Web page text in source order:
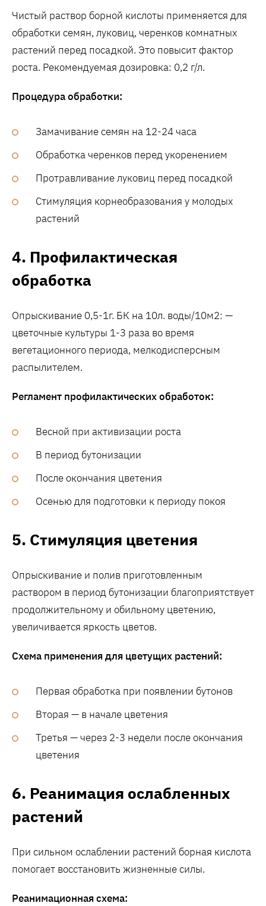
Чистый раствор борной кислоты применяется для
обработки семян, луковиц, черенков комнатных
растений перед посадкой. Это повысит фактор
роста. Рекомендуемая дозировка: 0,2 г/л.
Процедура обработки:
Замачивание семян на 12-24 часа
Обработка черенков перед укоренением
Протравливание луковиц перед посадкой
Стимуляция корнеобразования у молодых
растений
4. Профилактическая
обработка
Опрыскивание 0,5-1г. БК на 10л. воды/10м2: —
цветочные культуры 1-3 раза во время
вегетационного периода, мелкодисперсным
распылителем.
Регламент профилактических обработок:
Весной при активизации роста
В период бутонизации
После окончания цветения
Осенью для подготовки к периоду покоя
5. Стимуляция цветения
Опрыскивание и полив приготовленным
раствором в период бутонизации благоприятствует
продолжительному и обильному цветению,
увеличивается яркость цветов.
Схема применения для цветущих растений:
Первая обработка при появлении бутонов
Вторая — в начале цветения
Третья — через 2-3 недели после окончания
цветения
6. Реанимация ослабленных
растений
При сильном ослаблении растений борная кислота
помогает восстановить жизненные силы.
Реанимационная схема: